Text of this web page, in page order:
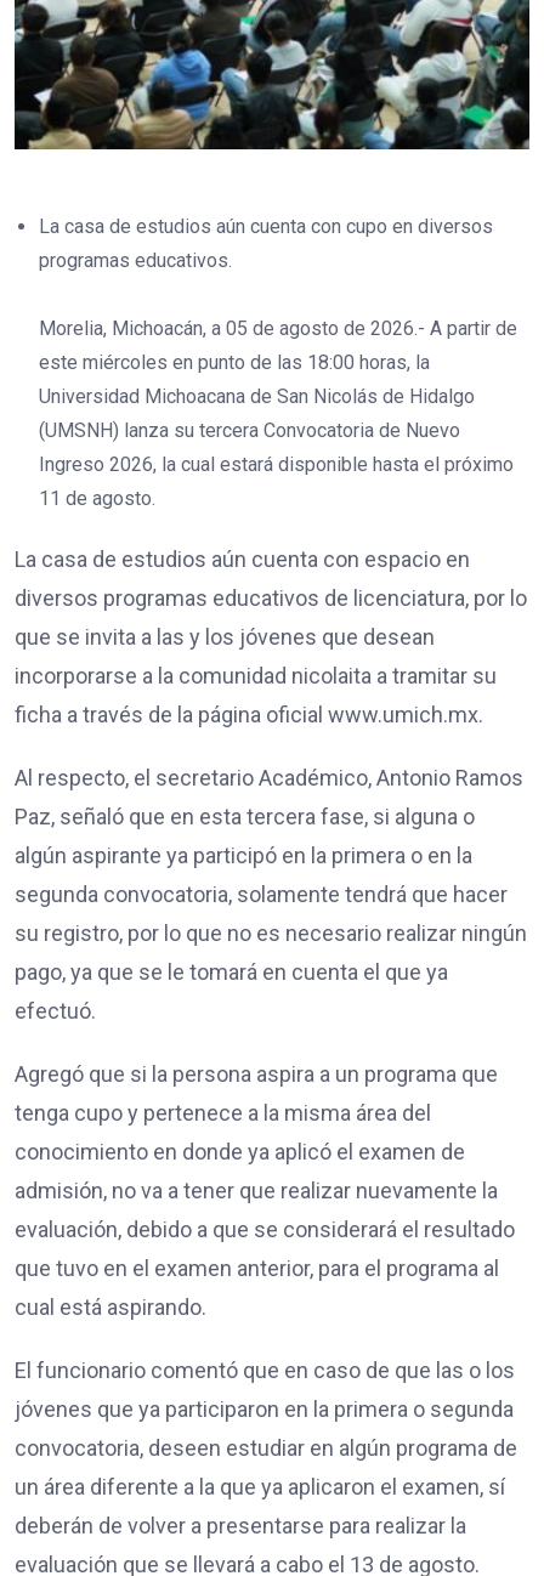
La casa de estudios aún cuenta con cupo en diversos
programas educativos.
Morelia, Michoacán, a 05 de agosto de 2026.- A partir de
este miércoles en punto de las 18:00 horas, la
Universidad Michoacana de San Nicolás de Hidalgo
(UMSNH) lanza su tercera Convocatoria de Nuevo
Ingreso 2026, la cual estará disponible hasta el próximo
11 de agosto.
La casa de estudios aún cuenta con espacio en
diversos programas educativos de licenciatura, por lo
que se invita a las y los jóvenes que desean
incorporarse a la comunidad nicolaita a tramitar su
ficha a través de la página oficial www.umich.mx.
Al respecto, el secretario Académico, Antonio Ramos
Paz, señaló que en esta tercera fase, si alguna o
algún aspirante ya participó en la primera o en la
segunda convocatoria, solamente tendrá que hacer
su registro, por lo que no es necesario realizar ningún
pago, ya que se le tomará en cuenta el que ya
efectuó.
Agregó que si la persona aspira a un programa que
tenga cupo y pertenece a la misma área del
conocimiento en donde ya aplicó el examen de
admisión, no va a tener que realizar nuevamente la
evaluación, debido a que se considerará el resultado
que tuvo en el examen anterior, para el programa al
cual está aspirando.
El funcionario comentó que en caso de que las o los
jóvenes que ya participaron en la primera o segunda
convocatoria, deseen estudiar en algún programa de
un área diferente a la que ya aplicaron el examen, sí
deberán de volver a presentarse para realizar la
evaluación que se llevará a cabo el 13 de agosto.